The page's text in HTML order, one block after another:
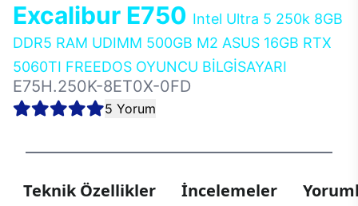
Excalibur E750 Intel Ultra 5 250k 8GB
DDR5 RAM UDIMM 500GB M2 ASUS 16GB RTX
5060TI FREEDOS OYUNCU BİLGİSAYARI
E75H.250K-8ET0X-0FD
5 Yorum
Teknik Özellikler İncelemeler